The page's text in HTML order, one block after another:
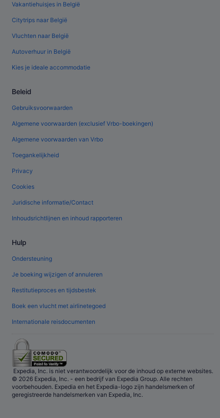
Vakantiehuisjes in België
Citytrips naar België
Vluchten naar België
Autoverhuur in België
Kies je ideale accommodatie
Beleid
Gebruiksvoorwaarden
Algemene voorwaarden (exclusief Vrbo-boekingen)
Algemene voorwaarden van Vrbo
Toegankelijkheid
Privacy
Cookies
Juridische informatie/Contact
Inhoudsrichtlijnen en inhoud rapporteren
Hulp
Ondersteuning
Je boeking wijzigen of annuleren
Restitutieproces en tijdsbestek
Boek een vlucht met airlinetegoed
Internationale reisdocumenten
Expedia, Inc. is niet verantwoordelijk voor de inhoud op externe websites.
© 2026 Expedia, Inc. - een bedrijf van Expedia Group. Alle rechten
voorbehouden. Expedia en het Expedia-logo zijn handelsmerken of
geregistreerde handelsmerken van Expedia, Inc.